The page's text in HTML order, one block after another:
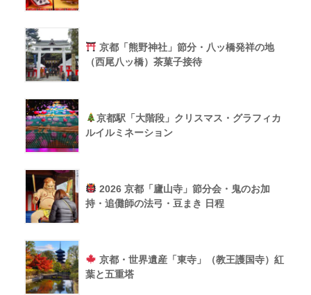
京都「熊野神社」節分・八ッ橋発祥の地
（西尾八ッ橋）茶菓子接待
京都駅「大階段」クリスマス・グラフィカ
ルイルミネーション
2026 京都「廬山寺」節分会・鬼のお加
持・追儺師の法弓・豆まき 日程
京都・世界遺産「東寺」（教王護国寺）紅
葉と五重塔